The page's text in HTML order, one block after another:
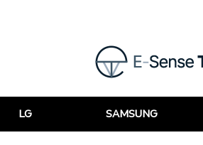
LG SAMSUNG